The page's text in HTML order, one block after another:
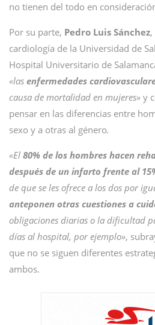
no tienen del todo en
Por su parte, Pedro Luis Sánchez
cardiología de la Universidad de
Hospital Universitario de
«las enfermedades
causa de mortalidad en mujeres» y
pensar en las diferencias entre
sexo y a otras al género.
«El 80% de los hombres hacen
después de un infarto frente al
de que se les ofrece a los dos por
anteponen otras cuestiones a
obligaciones diarias o la dificultad
días al hospital, por ejemplo»,
que no se siguen diferentes
ambos.